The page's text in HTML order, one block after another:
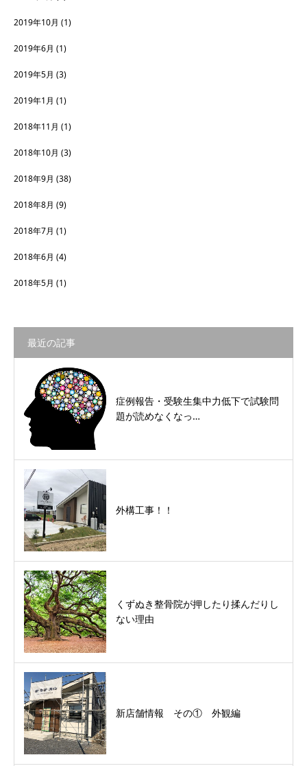
2019年10月 (1)
2019年6月 (1)
2019年5月 (3)
2019年1月 (1)
2018年11月 (1)
2018年10月 (3)
2018年9月 (38)
2018年8月 (9)
2018年7月 (1)
2018年6月 (4)
2018年5月 (1)
最近の記事
症例報告・受験生集中力低下で試験問
題が読めなくなっ…
外構工事！！
くずぬき整骨院が押したり揉んだりし
ない理由
新店舗情報 その① 外観編